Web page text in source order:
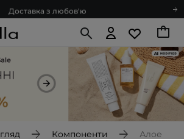
Доставка з любов'ю
Подарункові картки
нас і отримуй ще більше балів
Запитай косметолога
Подарункові картки
Компоненти Алое